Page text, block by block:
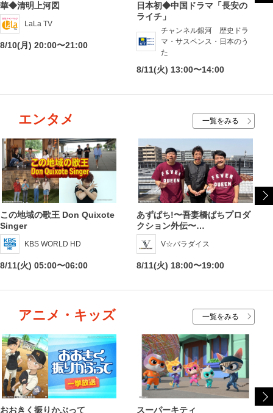
華◆清明上河図
LaLa TV
8/10(月) 20:00〜21:00
日本初◆中国ドラマ「長安の
ライチ」
チャンネル銀河 歴史ドラ
マ・サスペンス・日本のう
た
8/11(火) 13:00〜14:00
エンタメ 一覧をみる
この地域の歌王 Don Quixote
Singer
KBS WORLD HD
8/11(火) 05:00〜06:00
あずぱち!〜吾妻橋ぱちプロダ
クション外伝〜…
V☆パラダイス
8/11(火) 18:00〜19:00
アニメ・キッズ 一覧をみる
おおきく振りかぶって スーパーキティ